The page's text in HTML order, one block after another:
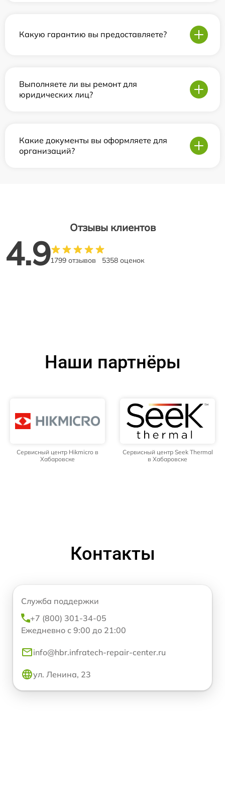
Какую гарантию вы предоставляете?
Выполняете ли вы ремонт для
юридических лиц?
Какие документы вы оформляете для
организаций?
Отзывы клиентов
4.91799 отзывов 5358 оценок
Наши партнёры
Сервисный центр Hikmicro в
Хабаровске
Сервисный центр Seek Thermal
в Хабаровске
Контакты
Служба поддержки
+7 (800) 301-34-05
Ежедневно с 9:00 до 21:00
info@hbr.infratech-repair-center.ru
ул. Ленина, 23